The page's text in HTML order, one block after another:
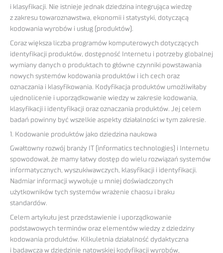
i klasyfikacji. Nie istnieje jednak dziedzina integrująca wiedzę
z zakresu towaroznawstwa, ekonomii i statystyki, dotyczącą
kodowania wyrobów i usług (produktów).
Coraz większa liczba programów komputerowych dotyczących
identyfikacji produktów, dostępność Internetu i potrzeby globalnej
wymiany danych o produktach to główne czynniki powstawania
nowych systemów kodowania produktów i ich cech oraz
oznaczania i klasyfikowania. Kodyfikacja produktów umożliwiłaby
ujednolicenie i uporządkowanie wiedzy w zakresie kodowania,
klasyfikacji i identyfikacji oraz oznaczania produktów. Jej celem
badań powinny być wszelkie aspekty działalności w tym zakresie.
1. Kodowanie produktów jako dziedzina naukowa
Gwałtowny rozwój branży IT (informatics technologies) i Internetu
spowodował, że mamy łatwy dostęp do wielu rozwiązań systemów
informatycznych, wyszukiwawczych, klasyfikacji i identyfikacji.
Nadmiar informacji wywołuje u mniej doświadczonych
użytkowników tych systemów wrażenie chaosu i braku
standardów.
Celem artykułu jest przedstawienie i uporządkowanie
podstawowych terminów oraz elementów wiedzy z dziedziny
kodowania produktów. Kilkuletnia działalność dydaktyczna
i badawcza w dziedzinie natowskiej kodyfikacji wyrobów,